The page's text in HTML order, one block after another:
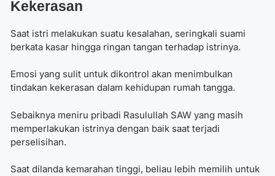
Kekerasan
Saat istri melakukan suatu kesalahan, seringkali suami
berkata kasar hingga ringan tangan terhadap istrinya.
Emosi yang sulit untuk dikontrol akan menimbulkan
tindakan kekerasan dalam kehidupan rumah tangga.
Sebaiknya meniru pribadi Rasulullah SAW yang masih
memperlakukan istrinya dengan baik saat terjadi
perselisihan.
Saat dilanda kemarahan tinggi, beliau lebih memilih untuk